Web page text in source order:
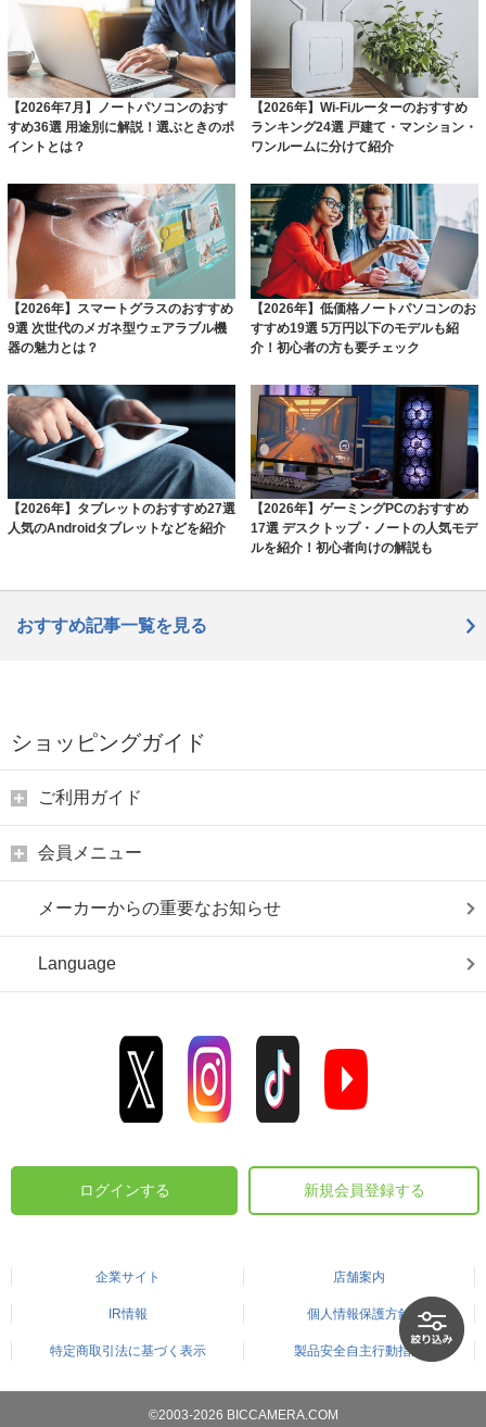
【2026年7月】ノートパソコンのおす
すめ36選 用途別に解説！選ぶときのポ
イントとは？
【2026年】Wi-Fiルーターのおすすめ
ランキング24選 戸建て・マンション・
ワンルームに分けて紹介
【2026年】スマートグラスのおすすめ
9選 次世代のメガネ型ウェアラブル機
器の魅力とは？
【2026年】低価格ノートパソコンのお
すすめ19選 5万円以下のモデルも紹
介！初心者の方も要チェック
【2026年】タブレットのおすすめ27選
人気のAndroidタブレットなどを紹介
【2026年】ゲーミングPCのおすすめ
17選 デスクトップ・ノートの人気モデ
ルを紹介！初心者向けの解説も
おすすめ記事一覧を見る
ショッピングガイド
ご利用ガイド
会員メニュー
メーカーからの重要なお知らせ
Language
ログインする 新規会員登録する
企業サイト 店舗案内
IR情報 個人情報保護方針
特定商取引法に基づく表示 製品安全自主行動指針
©2003-2026 BICCAMERA.COM